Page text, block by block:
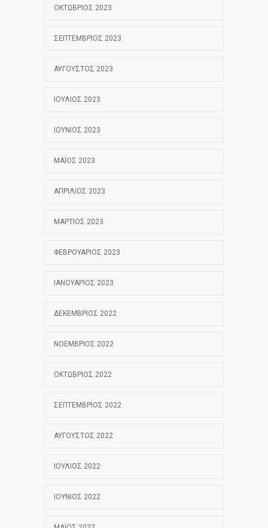
ΟΚΤΏΒΡΙΟΣ 2023
ΣΕΠΤΈΜΒΡΙΟΣ 2023
ΑΎΓΟΥΣΤΟΣ 2023
ΙΟΎΛΙΟΣ 2023
ΙΟΎΝΙΟΣ 2023
ΜΆΙΟΣ 2023
ΑΠΡΊΛΙΟΣ 2023
ΜΆΡΤΙΟΣ 2023
ΦΕΒΡΟΥΆΡΙΟΣ 2023
ΙΑΝΟΥΆΡΙΟΣ 2023
ΔΕΚΈΜΒΡΙΟΣ 2022
ΝΟΈΜΒΡΙΟΣ 2022
ΟΚΤΏΒΡΙΟΣ 2022
ΣΕΠΤΈΜΒΡΙΟΣ 2022
ΑΎΓΟΥΣΤΟΣ 2022
ΙΟΎΛΙΟΣ 2022
ΙΟΎΝΙΟΣ 2022